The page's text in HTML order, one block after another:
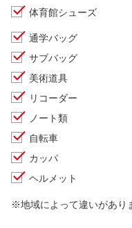
体育館シューズ
通学バッグ
サブバッグ
美術道具
リコーダー
ノート類
自転車
カッパ
ヘルメット
※地域によって違いがあり